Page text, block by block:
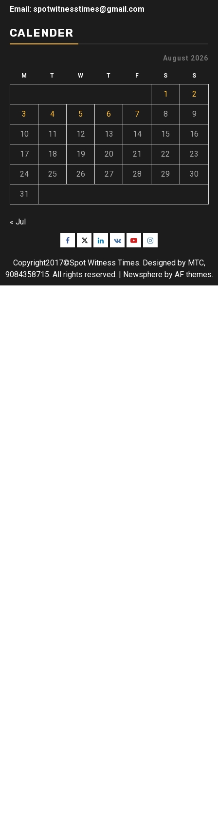
Email: spotwitnesstimes@gmail.com
CALENDER
August 2026
M T W T F S S
1 2
3 4 5 6 7 8 9
10 11 12 13 14 15 16
17 18 19 20 21 22 23
24 25 26 27 28 29 30
31
« Jul
Facebook
TwitterLinkedin
VK YoutubeInstagram
Copyright2017©Spot Witness Times. Designed by MTC,
9084358715. All rights reserved.
Newsphereby AF themes.